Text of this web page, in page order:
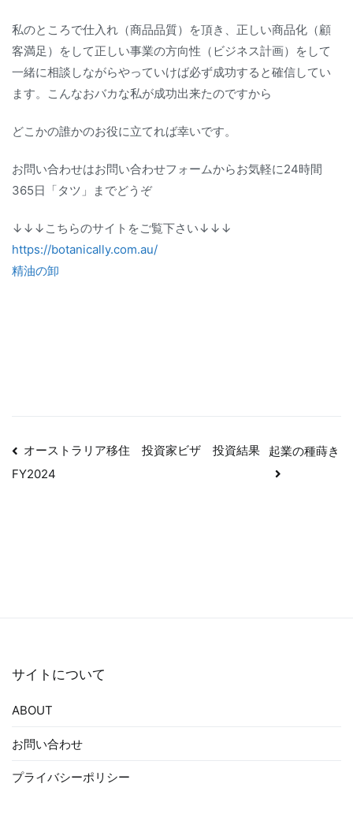
私のところで仕入れ（商品品質）を頂き、正しい商品化（顧
客満足）をして正しい事業の方向性（ビジネス計画）をして
一緒に相談しながらやっていけば必ず成功すると確信してい
ます。こんなおバカな私が成功出来たのですから
どこかの誰かのお役に立てれば幸いです。
お問い合わせはお問い合わせフォームからお気軽に24時間
365日「タツ」までどうぞ
↓↓↓こちらのサイトをご覧下さい↓↓↓
https://botanically.com.au/
精油の卸
投
稿
オーストラリア移住 投資家ビザ 投資結果
FY2024
起業の種蒔き
サイトについて
ABOUT
お問い合わせ
プライバシーポリシー